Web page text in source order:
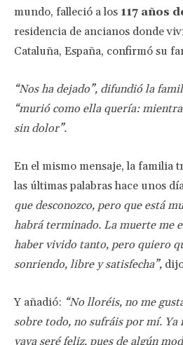
mundo, falleció a los 117 años
residencia de ancianos donde
Cataluña, España, confirmó su
“Nos ha dejado”, difundió la
“murió como ella quería:
sin dolor”.
En el mismo mensaje, la familia
las últimas palabras hace unos
que desconozco, pero que está
habrá terminado. La muerte me
haber vivido tanto, pero quiero
sonriendo, libre y satisfecha”,
Y añadió: “No lloréis, no me
sobre todo, no sufráis por mí. Ya
vaya seré feliz, pues de algún